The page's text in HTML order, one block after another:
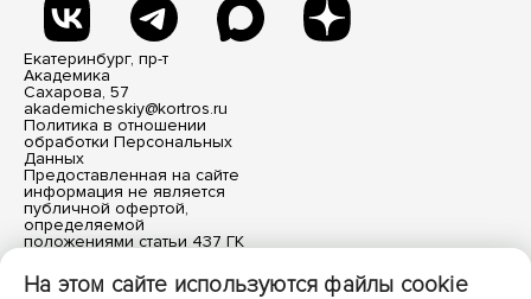
На этом сайте используются файлы cookie
Екатеринбург, пр-т
Академика
Сахарова, 57
akademicheskiy@kortros.ru
Политика в отношении
обработки Персональных
Данных
Предоставленная на сайте
информация не является
публичной офертой,
определяемой
положениями статьи 437 ГК
материалы носят
информационный характер.